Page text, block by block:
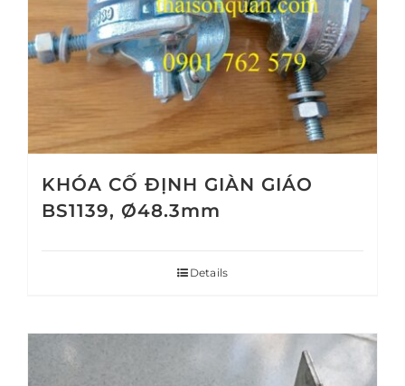
KHÓA CỐ ĐỊNH GIÀN GIÁO
BS1139, Ø48.3mm
Details